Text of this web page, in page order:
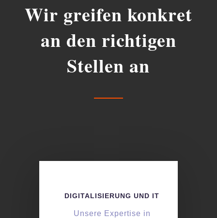
Wir greifen konkret
an den richtigen
Stellen an
DIGITALISIERUNG UND IT
Unsere Expertise in